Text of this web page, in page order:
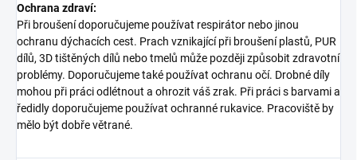
Ochrana zdraví:
Při broušení doporučujeme používat respirátor nebo jinou
ochranu dýchacích cest. Prach vznikající při broušení plastů, PUR
dílů, 3D tištěných dílů nebo tmelů může později způsobit zdravotní
problémy. Doporučujeme také používat ochranu očí. Drobné díly
mohou při práci odlétnout a ohrozit váš zrak. Při práci s barvami a
ředidly doporučujeme používat ochranné rukavice. Pracoviště by
mělo být dobře větrané.